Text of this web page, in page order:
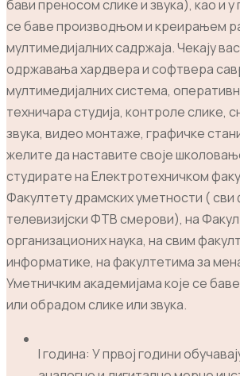
бави преносом слике и звука), као и у
се баве производњом и креирањем
мултимедијалних садржаја. Чекају
одржавања хардвера и софтвера
мултимедијалних система,
техничара студија, контроле слике,
звука, видео монтаже, графичке
желите да наставите своје
студирате на Електротехничком
Факултету драмских уметности (
телевизијски ФТВ смерови), на
организационих наука, на свим
информатике, на факултетима за
Уметничким академијама које се
или обрадом слике или звука.
I година: У првој години